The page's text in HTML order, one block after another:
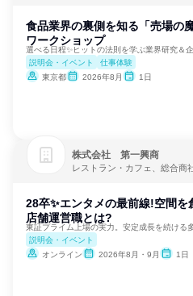
食品業界の裏側を知る「売場の
ワークショップ
選べる日程✨ヒットの法則を学ぶ業界研究＆
説明会・イベント
仕事体験
東京都
2026年8月 1日
株式会社 第一興商
レストラン・カフェ、総合商
28卒✨エンタメの最前線!空間を
店舗運営職とは?
東証プライム上場の実力。安定成長を続ける
説明会・イベント
オンライン
2026年8月・9月 1日